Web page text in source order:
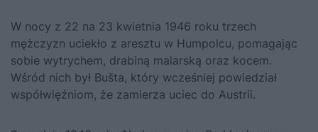
W nocy z 22 na 23 kwietnia 1946 roku trzech
mężczyzn uciekło z aresztu w Humpolcu, pomagając
sobie wytrychem, drabiną malarską oraz kocem.
Wśród nich był Bušta, który wcześniej powiedział
współwięźniom, że zamierza uciec do Austrii.